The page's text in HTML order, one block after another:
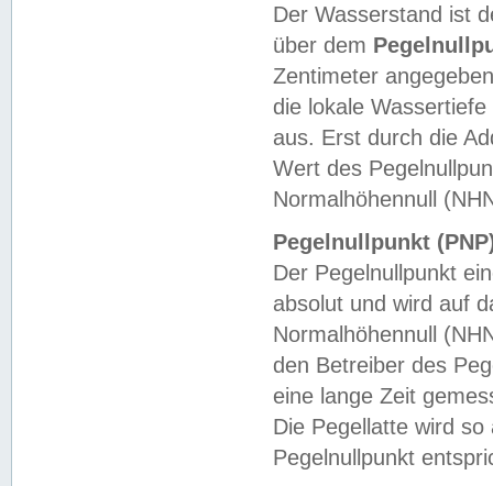
Der Wasserstand ist
über dem
Zentimeter
die lokale
aus. Erst durch die
Wert des
Normalhöhennull
Pegelnullpunkt
Der Pegelnullpunkt
absolut und wird auf
Normalhöhennull
den Betreiber des
eine lange Zeit
Die Pegellatte wird
Pegelnullpunkt